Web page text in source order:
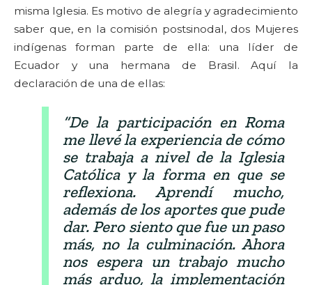
misma Iglesia. Es motivo de alegría y agradecimiento
saber que, en la comisión postsinodal, dos Mujeres
indígenas forman parte de ella: una líder de
Ecuador y una hermana de Brasil. Aquí la
declaración de una de ellas:
“De la participación en Roma
me llevé la experiencia de cómo
se trabaja a nivel de la Iglesia
Católica y la forma en que se
reflexiona. Aprendí mucho,
además de los aportes que pude
dar. Pero siento que fue un paso
más, no la culminación. Ahora
nos espera un trabajo mucho
más arduo, la implementación